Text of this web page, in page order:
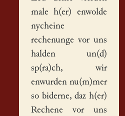
male h(er) enwolde
nycheine
rechenunge vor uns
halden un(d)
sp(ra)ch, wir
enwurden nu(m)mer
so biderne, daz h(er)
Rechene vor uns